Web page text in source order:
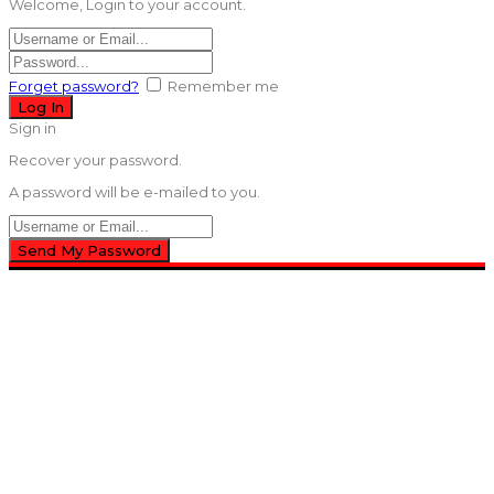
Welcome, Login to your account.
Forget password? Remember me
Sign in
Recover your password.
A password will be e-mailed to you.